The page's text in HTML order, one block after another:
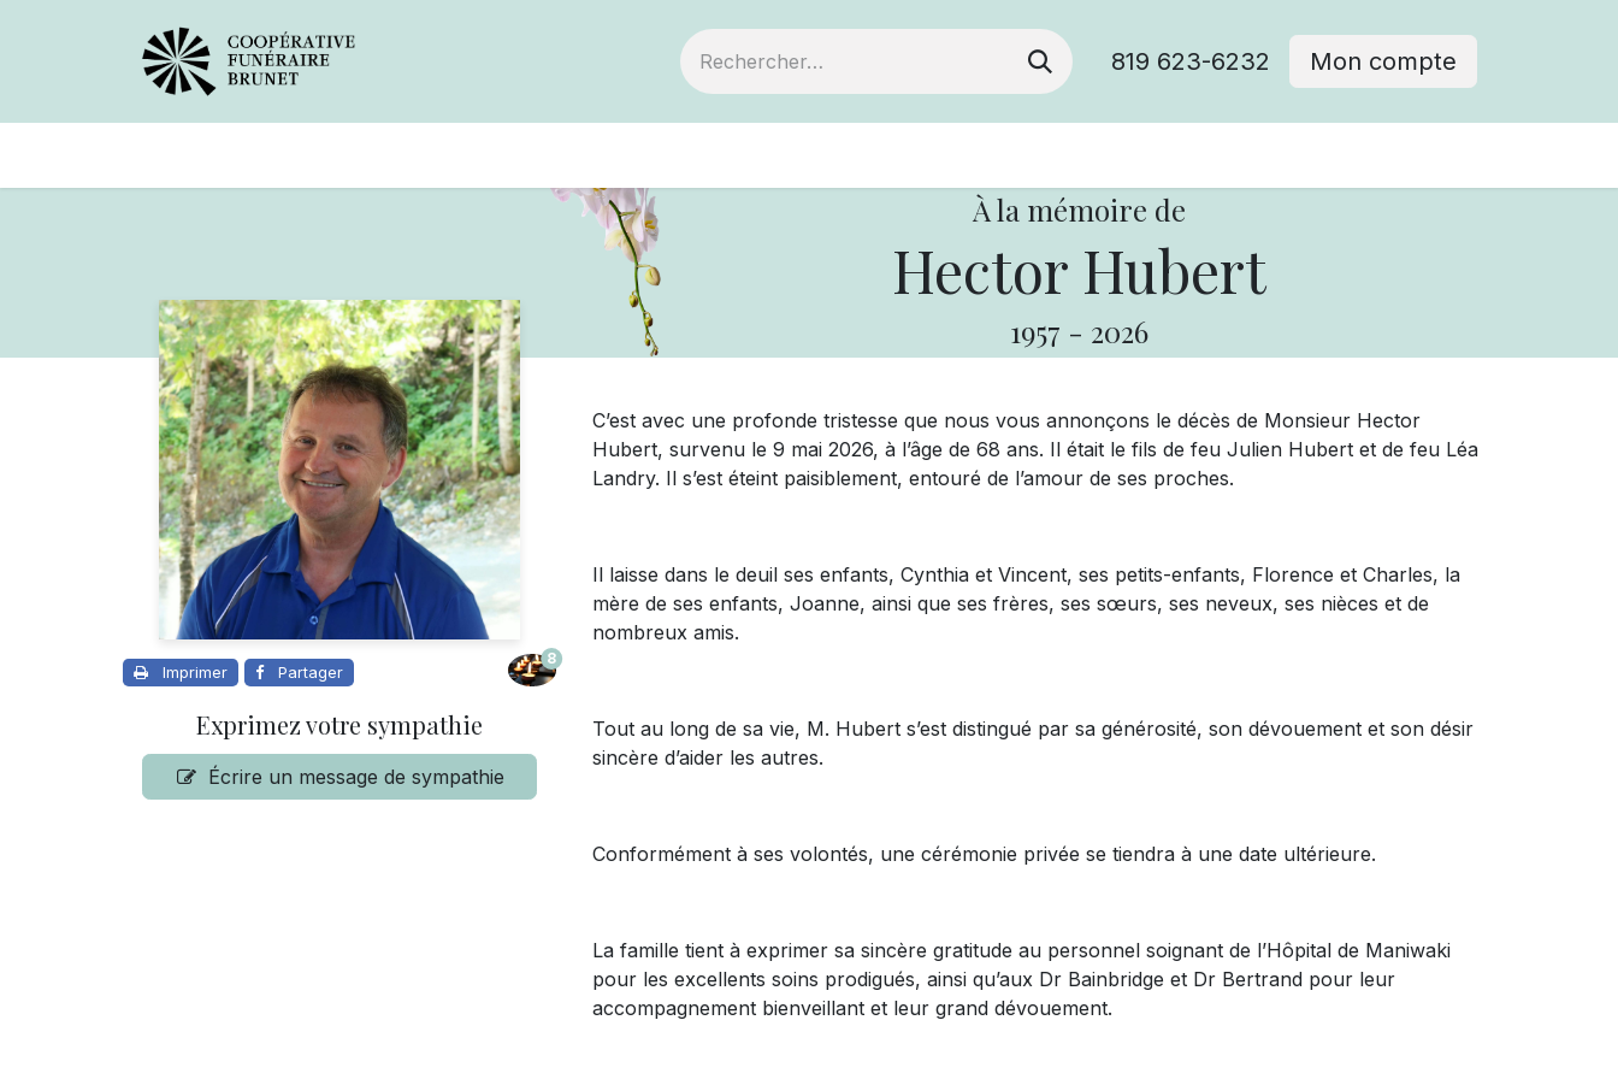
819 623-6232 Mon compte
À la mémoire de
Hector Hubert
1957 - 2026
Imprimer Partager
8
Exprimez votre sympathie
Écrire un message de sympathie
C’est avec une profonde tristesse que nous vous annonçons le décès de Monsieur Hector
Hubert, survenu le 9 mai 2026, à l’âge de 68 ans. Il était le fils de feu Julien Hubert et de feu Léa
Landry. Il s’est éteint paisiblement, entouré de l’amour de ses proches.
Il laisse dans le deuil ses enfants, Cynthia et Vincent, ses petits-enfants, Florence et Charles, la
mère de ses enfants, Joanne, ainsi que ses frères, ses sœurs, ses neveux, ses nièces et de
nombreux amis.
Tout au long de sa vie, M. Hubert s’est distingué par sa générosité, son dévouement et son désir
sincère d’aider les autres.
Conformément à ses volontés, une cérémonie privée se tiendra à une date ultérieure.
La famille tient à exprimer sa sincère gratitude au personnel soignant de l’Hôpital de Maniwaki
pour les excellents soins prodigués, ainsi qu’aux Dr Bainbridge et Dr Bertrand pour leur
accompagnement bienveillant et leur grand dévouement.